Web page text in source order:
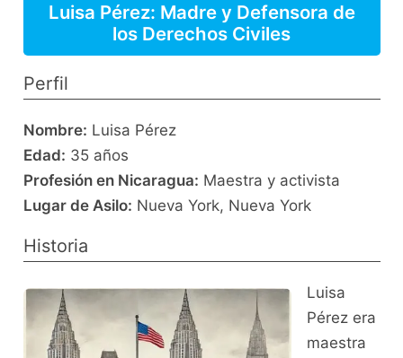
Luisa Pérez: Madre y Defensora de
los Derechos Civiles
Perfil
Nombre: Luisa Pérez
Edad: 35 años
Profesión en Nicaragua: Maestra y activista
Lugar de Asilo: Nueva York, Nueva York
Historia
Luisa
Pérez era
maestra